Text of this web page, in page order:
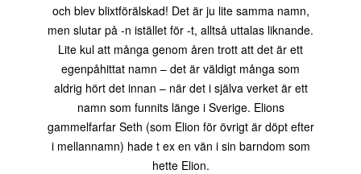
och blev blixtförälskad! Det är ju lite samma namn,
men slutar på -n istället för -t, alltså uttalas liknande.
Lite kul att många genom åren trott att det är ett
egenpåhittat namn – det är väldigt många som
aldrig hört det innan – när det i själva verket är ett
namn som funnits länge i Sverige. Elions
gammelfarfar Seth (som Elion för övrigt är döpt efter
i mellannamn) hade t ex en vän i sin barndom som
hette Elion.